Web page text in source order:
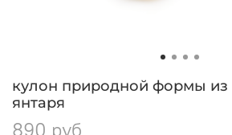
кулон природной формы из
янтаря
890 руб